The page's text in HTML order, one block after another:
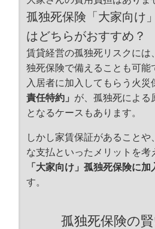
孤独死保険「大家向け
はどちらがおすすめ？
賃貸経営の孤独死リスクには
独死保険で備えることも可能
入居者に加入してもらう火災
責任特約」 が、孤独死による
となるケースもあります。
しかし家賃保証があること
な支払といったメリットを考
「大家向け」孤独死保険に
す。
孤独死保険の